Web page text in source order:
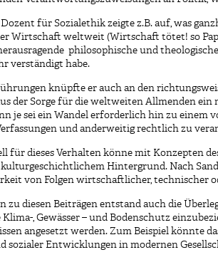
Dozent für Sozialethik zeigte z.B. auf, was
Wirtschaft weltweit (Wirtschaft tötet! so
philosophische und
verständigt habe.
knüpfte er auch an den
der Sorge für die weltweiten Allmenden
je sei ein Wandel erforderlich hin zu einem
und anderweitig rechtlich zu
für dieses Verhalten könne mit Konzepten
kulturgeschichtlichem Hintergrund. Nach
von Folgen wirtschaftlicher, technischer
zu diesen Beiträgen entstand auch die
, Gewässer – und Bodenschutz
angesetzt werden. Zum Beispiel könnte
sozialer Entwicklungen in modernen